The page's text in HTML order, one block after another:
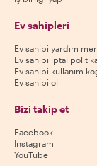
Ev sahipleri
Ev sahibi yardım
Ev sahibi iptal
Ev sahibi kullanım
Ev sahibi ol
Bizi takip et
Facebook
Instagram
YouTube